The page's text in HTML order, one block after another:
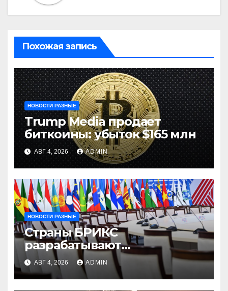
Похожая запись
НОВОСТИ РАЗНЫЕ
Trump Media продает
биткоины: убыток $165 млн
АВГ 4, 2026 ADMIN
НОВОСТИ РАЗНЫЕ
Страны БРИКС
разрабатывают
инфраструктуру на базе
цифровых валют
центробанков
АВГ 4, 2026 ADMIN